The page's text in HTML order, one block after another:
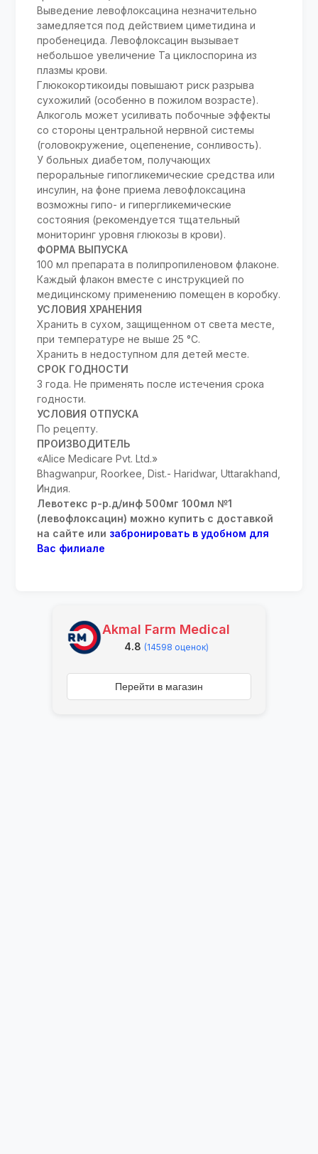
Выведение левофлоксацина незначительно
замедляется под действием циметидина и
пробенецида. Левофлоксацин вызывает
небольшое увеличение Та циклоспорина из
плазмы крови.
Глюкокортикоиды повышают риск разрыва
сухожилий (особенно в пожилом возрасте).
Алкоголь может усиливать побочные эффекты
со стороны центральной нервной системы
(головокружение, оцепенение, сонливость).
У больных диабетом, получающих
пероральные гипогликемические средства или
инсулин, на фоне приема левофлоксацина
возможны гипо- и гипергликемические
состояния (рекомендуется тщательный
мониторинг уровня глюкозы в крови).
ФОРМА ВЫПУСКА
100 мл препарата в полипропиленовом флаконе.
Каждый флакон вместе с инструкцией по
медицинскому применению помещен в коробку.
УСЛОВИЯ ХРАНЕНИЯ
Хранить в сухом, защищенном от света месте,
при температуре не выше 25 °C.
Хранить в недоступном для детей месте.
СРОК ГОДНОСТИ
3 года. Не применять после истечения срока
годности.
УСЛОВИЯ ОТПУСКА
По рецепту.
ПРОИЗВОДИТЕЛЬ
«Alice Medicare Pvt. Ltd.»
Bhagwanpur, Roorkee, Dist.- Haridwar, Uttarakhand,
Индия.
Левотекс р-р.д/инф 500мг 100мл №1
(левофлоксацин) можно купить с доставкой
на сайте или забронировать в удобном для
Вас филиале
Akmal Farm Medical
4.8 (14598 оценок)
Перейти в магазин